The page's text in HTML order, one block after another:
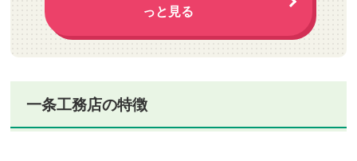
っと見る
一条工務店の特徴